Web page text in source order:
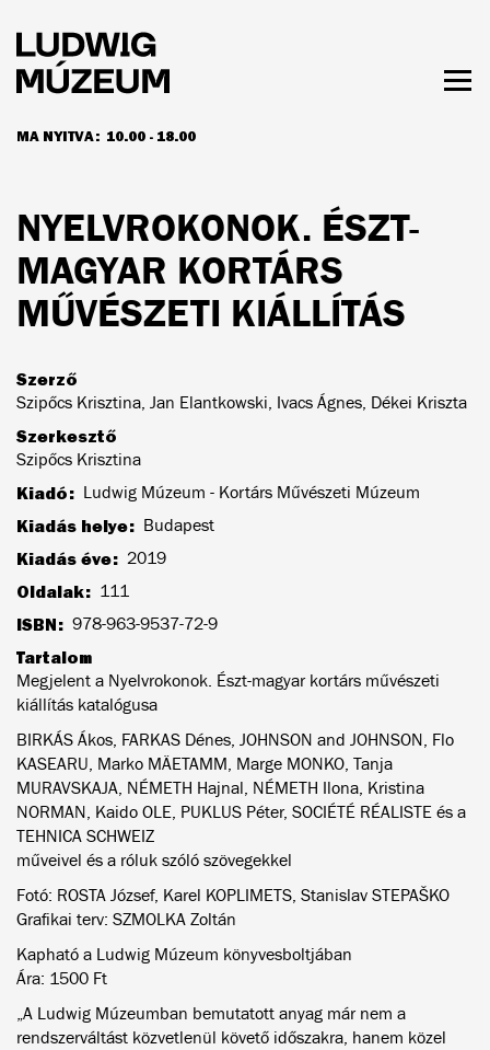
tartalomra
MA NYITVA: 10.00 - 18.00
NYITVATARTÁS ÉS JEGYÁRAK
NYELVROKONOK. ÉSZT-
MAGYAR KORTÁRS
MŰVÉSZETI KIÁLLÍTÁS
Szerző
Szipőcs Krisztina, Jan Elantkowski, Ivacs Ágnes, Dékei Kriszta
Szerkesztő
Szipőcs Krisztina
Kiadó Ludwig Múzeum - Kortárs Művészeti Múzeum
Kiadás helye Budapest
Kiadás éve 2019
Oldalak 111
ISBN 978-963-9537-72-9
Tartalom
Megjelent a Nyelvrokonok. Észt-magyar kortárs művészeti
kiállítás katalógusa
BIRKÁS Ákos, FARKAS Dénes, JOHNSON and JOHNSON, Flo
KASEARU, Marko MÄETAMM, Marge MONKO, Tanja
MURAVSKAJA, NÉMETH Hajnal, NÉMETH Ilona, Kristina
NORMAN, Kaido OLE, PUKLUS Péter, SOCIÉTÉ RÉALISTE és a
TEHNICA SCHWEIZ
műveivel és a róluk szóló szövegekkel
Fotó: ROSTA József, Karel KOPLIMETS, Stanislav STEPAŠKO
Grafikai terv: SZMOLKA Zoltán
Kapható a Ludwig Múzeum könyvesboltjában
Ára: 1500 Ft
„A Ludwig Múzeumban bemutatott anyag már nem a
rendszerváltást közvetlenül követő időszakra, hanem közel